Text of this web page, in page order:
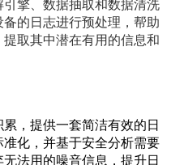
擎、数据抽取和数据清洗
的日志进行预处理，帮助
取其中潜在有用的信息和
，提供一套简洁有效的日
化，并基于安全分析需要
法用的噪音信息，提升日